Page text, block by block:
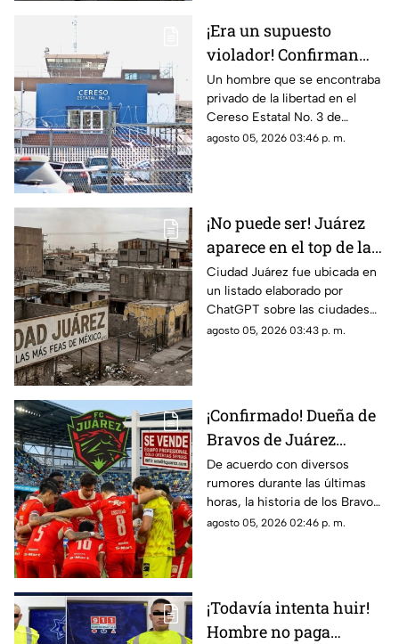
¡Era un supuesto
violador! Confirman
muerte de un interno
del Cereso 3 mientras
recibía atención
médica
Un hombre que se encontraba
privado de la libertad en el
Cereso Estatal No. 3 de
Ciudad Juárez falleció la noche
agosto 05, 2026 03:46 p. m.
¡No puede ser! Juárez
aparece en el top de las
ciudades más feas de
todo México según la
IA: te decimos en qué
lugar quedó
Ciudad Juárez fue ubicada en
un listado elaborado por
ChatGPT sobre las ciudades
con la peor percepción
agosto 05, 2026 03:43 p. m.
¡Confirmado! Dueña de
Bravos de Juárez
aclara si venderá al
equipo; ¿desaparecerán
como Indios de Juárez?
De acuerdo con diversos
rumores durante las últimas
horas, la historia de los Bravos
de Juárez en la frontera estaría
agosto 05, 2026 02:46 p. m.
¡Todavía intenta huir!
Hombre no paga